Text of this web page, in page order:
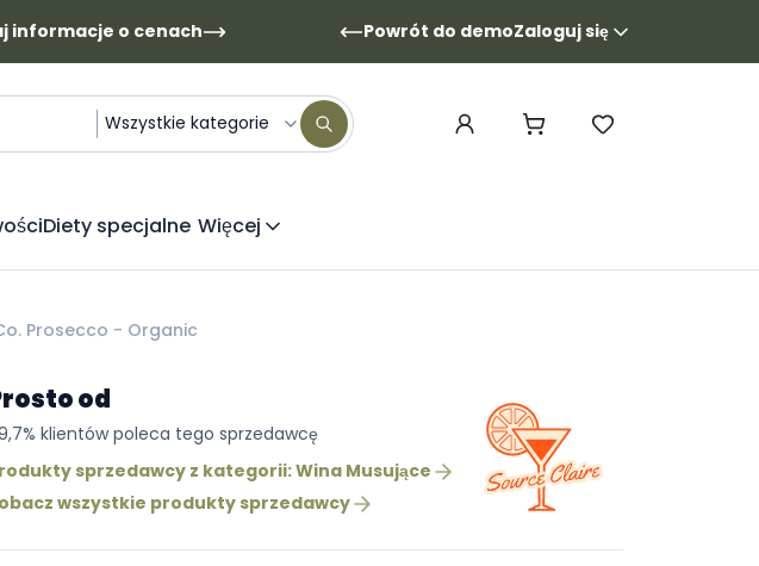
informacje o cenach Powrót do demoZaloguj się
Kategorie
Wszystkie kategorie
Diety specjalne Więcej
Prosecco - Organic
od
klientów poleca tego sprzedawcę
sprzedawcy z kategorii: Wina Musujące
wszystkie produkty sprzedawcy